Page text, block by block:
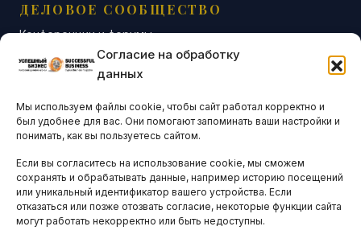
Согласие на обработку
данных
Мы используем файлы cookie, чтобы сайт работал корректно и
был удобнее для вас. Они помогают запоминать ваши настройки и
понимать, как вы пользуетесь сайтом.
Если вы согласитесь на использование cookie, мы сможем
сохранять и обрабатывать данные, например историю посещений
или уникальный идентификатор вашего устройства. Если
отказаться или позже отозвать согласие, некоторые функции сайта
могут работать некорректно или быть недоступны.
ДЕЛОВОЕ СООБЩЕСТВО
Конференции и форумы
Бизнес-клубы и ассоциации
Остальные новости
АНАЛИТИКА И СТАТИСТИКА
ARTICLES IN ENGLISH
НАВИГАЦИЯ